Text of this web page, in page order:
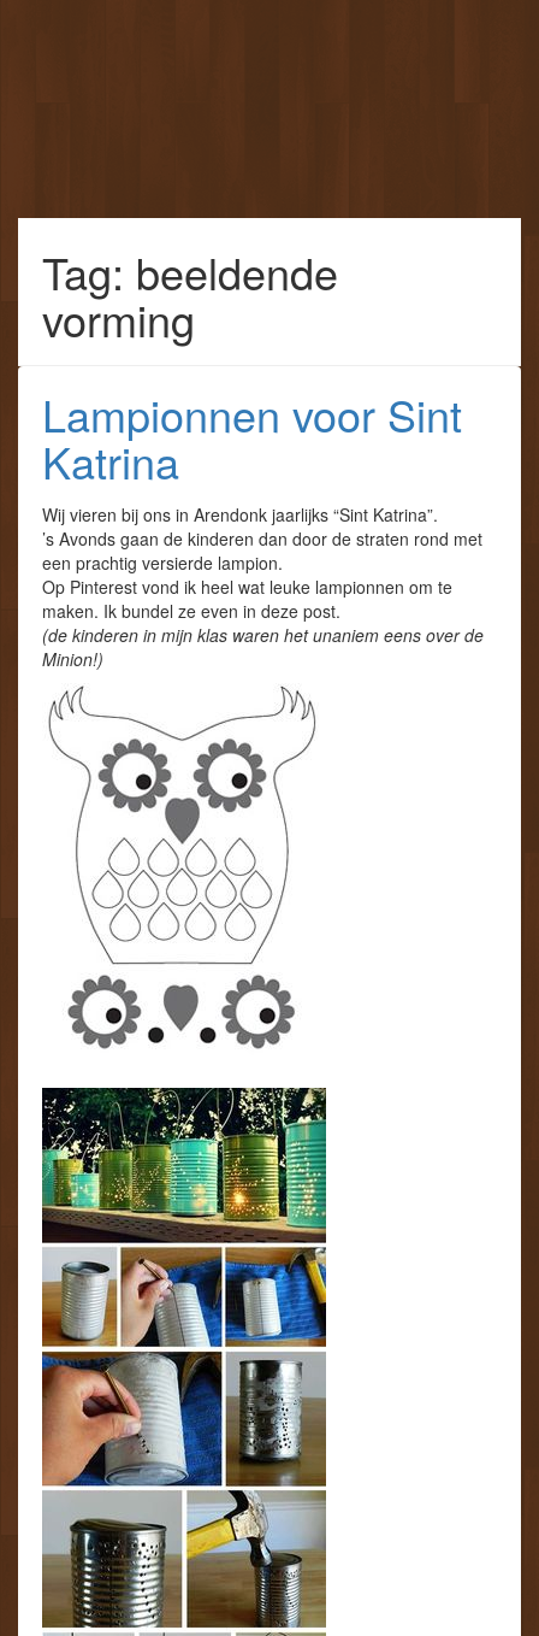
Tag: beeldende
vorming
Lampionnen voor Sint
Katrina
Wij vieren bij ons in Arendonk jaarlijks “Sint Katrina”.
’s Avonds gaan de kinderen dan door de straten rond met
een prachtig versierde lampion.
Op Pinterest vond ik heel wat leuke lampionnen om te
maken. Ik bundel ze even in deze post.
(de kinderen in mijn klas waren het unaniem eens over de
Minion!)